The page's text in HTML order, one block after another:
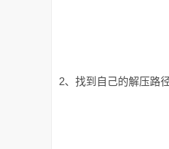
2、找到自己的解压路